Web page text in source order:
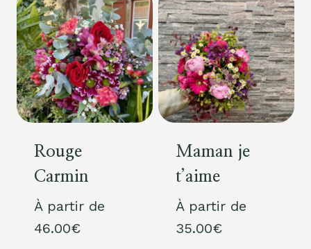
Rouge
Carmin
À partir de
46.00€
Maman je
t’aime
À partir de
35.00€